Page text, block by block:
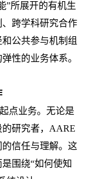
”所展开的有机生
跨学科研究合作
公共参与机制组
性的业务体系。
点业务。无论是
研究者，AARE
信任与理解。这
围绕“如何使知